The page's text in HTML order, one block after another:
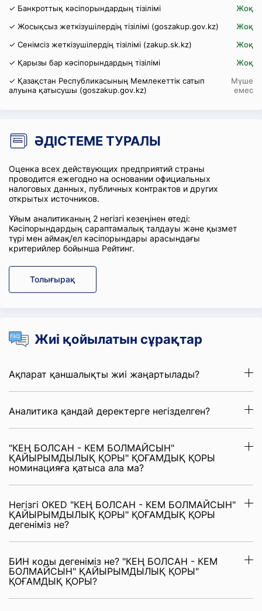
✓ Банкроттық кәсіпорындардың тізілімі
Жоқ
✓ Жосықсыз жеткізушілердің тізілімі (goszakup.gov.kz)
Жоқ
✓ Сенімсіз жеткізушілердің тізілімі (zakup.sk.kz)
Жоқ
✓ Қарызы бар кәсіпорындардың тізілімі
Жоқ
✓ Қазақстан Республикасының Мемлекеттік сатып
алуына қатысушы (goszakup.gov.kz)
Мүше
емес
ӘДІСТЕМЕ ТУРАЛЫ
Оценка всех действующих предприятий страны
проводится ежегодно на основании официальных
налоговых данных, публичных контрактов и других
открытых источников.
Ұйым аналитиканың 2 негізгі кезеңінен өтеді:
Кәсіпорындардың сараптамалық талдауы және қызмет
түрі мен аймақ/ел кәсіпорындары арасындағы
критерийлер бойынша Рейтинг.
Толығырақ
Жиі қойылатын сұрақтар
Ақпарат қаншалықты жиі жаңартылады?
Аналитика қандай деректерге негізделген?
"КЕҢ БОЛСАН - КЕМ БОЛМАЙСЫН"
ҚАЙЫРЫМДЫЛЫҚ ҚОРЫ" ҚОҒАМДЫҚ ҚОРЫ
номинацияға қатыса ала ма?
Негізгі OKED "КЕҢ БОЛСАН - КЕМ БОЛМАЙСЫН"
ҚАЙЫРЫМДЫЛЫҚ ҚОРЫ" ҚОҒАМДЫҚ ҚОРЫ
дегеніміз не?
БИН коды дегеніміз не? "КЕҢ БОЛСАН - КЕМ
БОЛМАЙСЫН" ҚАЙЫРЫМДЫЛЫҚ ҚОРЫ"
ҚОҒАМДЫҚ ҚОРЫ?